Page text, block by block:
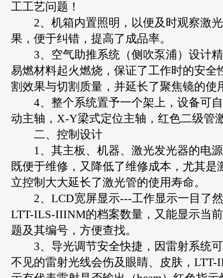
工工艺问题！
2、机箱内置照明，以便及时观察激光
果，便于纠错，提高了成品率。
3、空气助推系统（侧吹泵浦）设计精
易燃材料起火燃烧，保证了工作时的安全
割效果与切割质量，并延长了聚焦镜的使
4、整个系统置予一个架上，设备可自
动主轴，X-Y梁式定位主轴，红色二级管
二、控制设计
1、其主板、机器、激光发光器的电源
既便于维修，又降低了维修成本，尤其是
立控制大大延长了激光管的使用寿命。
2、LCD宽屏显示---工作显示一目了然
LTT-ILS-IIINM的档案数量，又能显示当
题及其编号，方便查找。
3、导光调节安全快捷，因雷射系统可
不见的雷射光线会伤及眼睛、皮肤，